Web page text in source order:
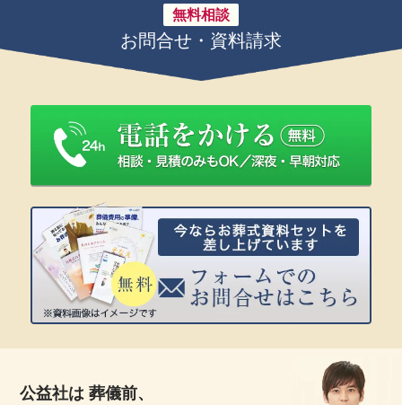
無料相談
お問合せ・資料請求
公益社は 葬儀前、